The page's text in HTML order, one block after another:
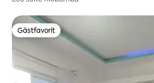
Gästfavorit
Gästfavorit